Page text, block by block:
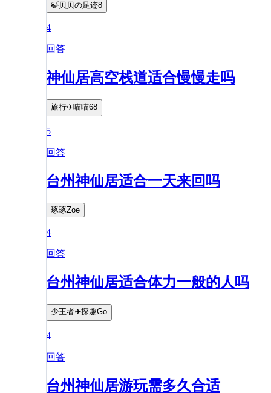
🍃贝贝の足迹8
4
回答
神仙居高空栈道适合慢慢走吗
旅行✈️喵喵68
5
回答
台州神仙居适合一天来回吗
琢琢Zoe
4
回答
台州神仙居适合体力一般的人吗
少王者✈️探趣Go
4
回答
台州神仙居游玩需多久合适